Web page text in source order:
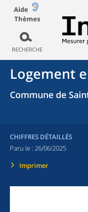
Aide
Thèmes
RECHERCHE
Logement
Commune de
CHIFFRES DÉTAILLÉS
Paru le : 26/06/2025
Imprimer